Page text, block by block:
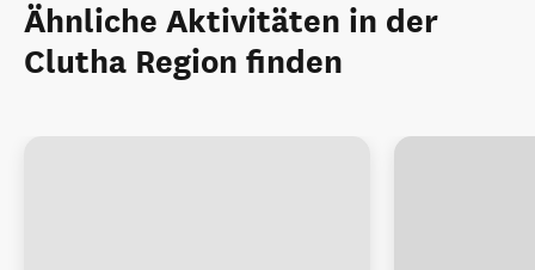
Ähnliche Aktivitäten in der
Clutha Region finden